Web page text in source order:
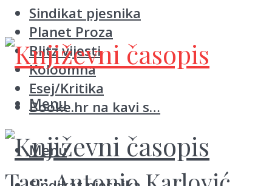
Sindikat pjesnika
Planet Proza
Blitz vijesti
Koloomna
Esej/Kritika
Booke.hr na kavi s…
Menu
Menu